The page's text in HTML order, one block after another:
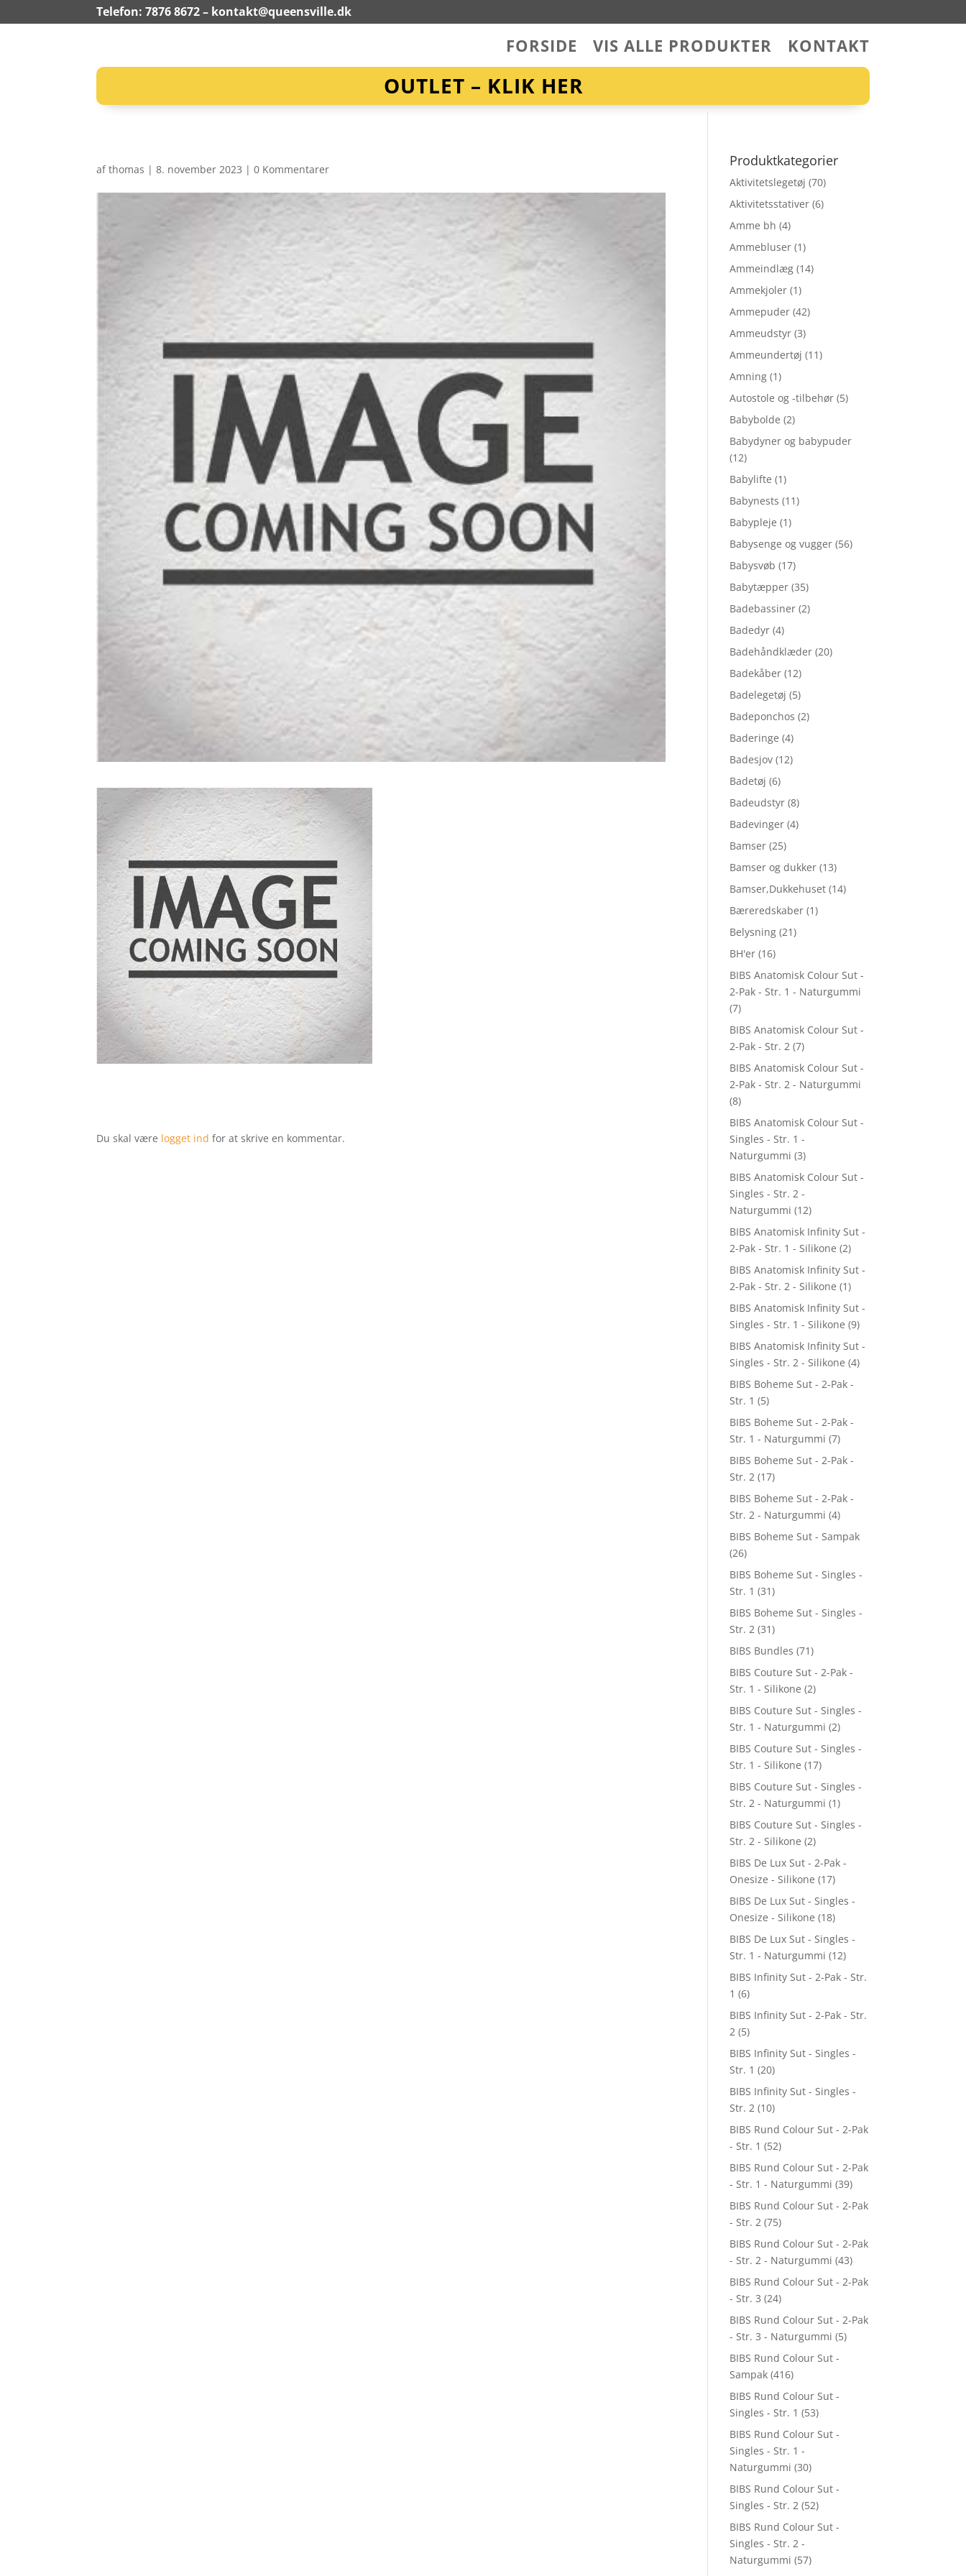
Telefon: 7876 8672 – kontakt@queensville.dk
FORSIDE VIS ALLE PRODUKTER KONTAKT
OUTLET – KLIK HER
afthomas |8. november 2023 |0 Kommentarer
Du skal være logget ind for at skrive en kommentar.
Produktkategorier
Aktivitetslegetøj (70)
Aktivitetsstativer (6)
Amme bh (4)
Ammebluser (1)
Ammeindlæg (14)
Ammekjoler (1)
Ammepuder (42)
Ammeudstyr (3)
Ammeundertøj (11)
Amning (1)
Autostole og -tilbehør (5)
Babybolde (2)
Babydyner og babypuder
(12)
Babylifte (1)
Babynests (11)
Babypleje (1)
Babysenge og vugger (56)
Babysvøb (17)
Babytæpper (35)
Badebassiner (2)
Badedyr (4)
Badehåndklæder (20)
Badekåber (12)
Badelegetøj (5)
Badeponchos (2)
Baderinge (4)
Badesjov (12)
Badetøj (6)
Badeudstyr (8)
Badevinger (4)
Bamser (25)
Bamser og dukker (13)
Bamser,Dukkehuset (14)
Bæreredskaber (1)
Belysning (21)
BH'er (16)
BIBS Anatomisk Colour Sut -
2-Pak - Str. 1 - Naturgummi
(7)
BIBS Anatomisk Colour Sut -
2-Pak - Str. 2 (7)
BIBS Anatomisk Colour Sut -
2-Pak - Str. 2 - Naturgummi
(8)
BIBS Anatomisk Colour Sut -
Singles - Str. 1 -
Naturgummi (3)
BIBS Anatomisk Colour Sut -
Singles - Str. 2 -
Naturgummi (12)
BIBS Anatomisk Infinity Sut -
2-Pak - Str. 1 - Silikone (2)
BIBS Anatomisk Infinity Sut -
2-Pak - Str. 2 - Silikone (1)
BIBS Anatomisk Infinity Sut -
Singles - Str. 1 - Silikone (9)
BIBS Anatomisk Infinity Sut -
Singles - Str. 2 - Silikone (4)
BIBS Boheme Sut - 2-Pak -
Str. 1 (5)
BIBS Boheme Sut - 2-Pak -
Str. 1 - Naturgummi (7)
BIBS Boheme Sut - 2-Pak -
Str. 2 (17)
BIBS Boheme Sut - 2-Pak -
Str. 2 - Naturgummi (4)
BIBS Boheme Sut - Sampak
(26)
BIBS Boheme Sut - Singles -
Str. 1 (31)
BIBS Boheme Sut - Singles -
Str. 2 (31)
BIBS Bundles (71)
BIBS Couture Sut - 2-Pak -
Str. 1 - Silikone (2)
BIBS Couture Sut - Singles -
Str. 1 - Naturgummi (2)
BIBS Couture Sut - Singles -
Str. 1 - Silikone (17)
BIBS Couture Sut - Singles -
Str. 2 - Naturgummi (1)
BIBS Couture Sut - Singles -
Str. 2 - Silikone (2)
BIBS De Lux Sut - 2-Pak -
Onesize - Silikone (17)
BIBS De Lux Sut - Singles -
Onesize - Silikone (18)
BIBS De Lux Sut - Singles -
Str. 1 - Naturgummi (12)
BIBS Infinity Sut - 2-Pak - Str.
1 (6)
BIBS Infinity Sut - 2-Pak - Str.
2 (5)
BIBS Infinity Sut - Singles -
Str. 1 (20)
BIBS Infinity Sut - Singles -
Str. 2 (10)
BIBS Rund Colour Sut - 2-Pak
- Str. 1 (52)
BIBS Rund Colour Sut - 2-Pak
- Str. 1 - Naturgummi (39)
BIBS Rund Colour Sut - 2-Pak
- Str. 2 (75)
BIBS Rund Colour Sut - 2-Pak
- Str. 2 - Naturgummi (43)
BIBS Rund Colour Sut - 2-Pak
- Str. 3 (24)
BIBS Rund Colour Sut - 2-Pak
- Str. 3 - Naturgummi (5)
BIBS Rund Colour Sut -
Sampak (416)
BIBS Rund Colour Sut -
Singles - Str. 1 (53)
BIBS Rund Colour Sut -
Singles - Str. 1 -
Naturgummi (30)
BIBS Rund Colour Sut -
Singles - Str. 2 (52)
BIBS Rund Colour Sut -
Singles - Str. 2 -
Naturgummi (57)